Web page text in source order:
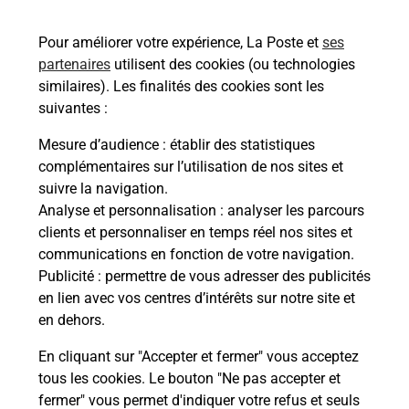
Pour améliorer votre expérience, La Poste et ses
partenaires utilisent des cookies (ou technologies
similaires). Les finalités des cookies sont les
suivantes :
Mesure d’audience : établir des statistiques
complémentaires sur l’utilisation de nos sites et
suivre la navigation.
Analyse et personnalisation : analyser les parcours
clients et personnaliser en temps réel nos sites et
communications en fonction de votre navigation.
Publicité : permettre de vous adresser des publicités
en lien avec vos centres d’intérêts sur notre site et
en dehors.
En cliquant sur "Accepter et fermer" vous acceptez
tous les cookies. Le bouton "Ne pas accepter et
fermer" vous permet d'indiquer votre refus et seuls
En savoir plus
Malin !
La Poste
en ligne
Ouvert 24h/24
En savoir plus